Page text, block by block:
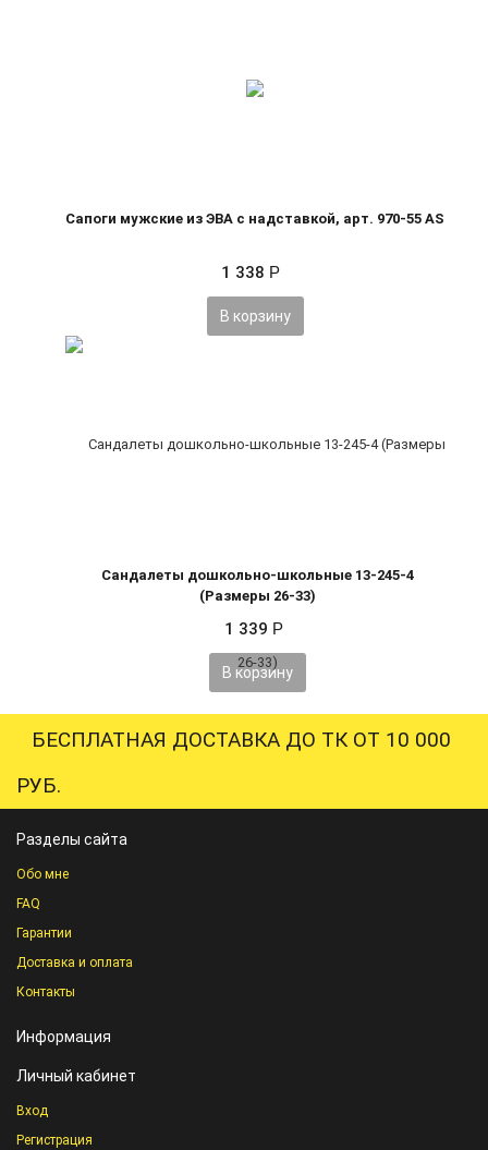
Сапоги мужские из ЭВА с надставкой, арт. 970-55 AS
1 338 Р
В корзину
Сандалеты дошкольно-школьные 13-245-4
(Размеры 26-33)
1 339 Р
В корзину
БЕСПЛАТНАЯ ДОСТАВКА ДО ТК ОТ 10 000
РУБ.
Разделы сайта
Обо мне
FAQ
Гарантии
Доставка и оплата
Контакты
Информация
Личный кабинет
Вход
Регистрация